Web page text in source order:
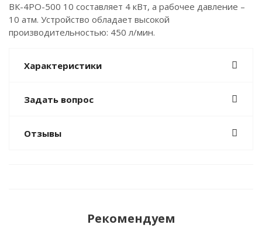
ВК-4РО-500 10 составляет 4 кВт, а рабочее давление –
10 атм. Устройство обладает высокой
производительностью: 450 л/мин.
Характеристики
Задать вопрос
Отзывы
Рекомендуем